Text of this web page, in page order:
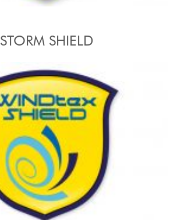
STORM SHIELD